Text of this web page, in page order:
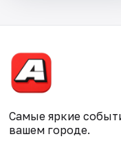
Самые яркие
вашем городе.